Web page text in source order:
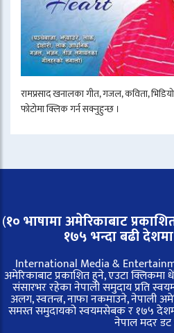
रामप्रसाद खनालका गीत, गजल, कविता,
फोटोमा क्लिक गर्न सक्नुहुन्छ ।
(१० भाषामा अमेरिकाबाट
१७५ भन्दा बढी
International Media &
अमेरिकाबाट प्रकाशित हुने, एउटा
संसारभर रहेका नेपाली समुदाय प्रति
अलग, स्वतन्त्र, नाफा नकमाउने, नेपाली
समस्त समुदायको स्वयमसेबक र १७५ देशमा
नेपाल मदर